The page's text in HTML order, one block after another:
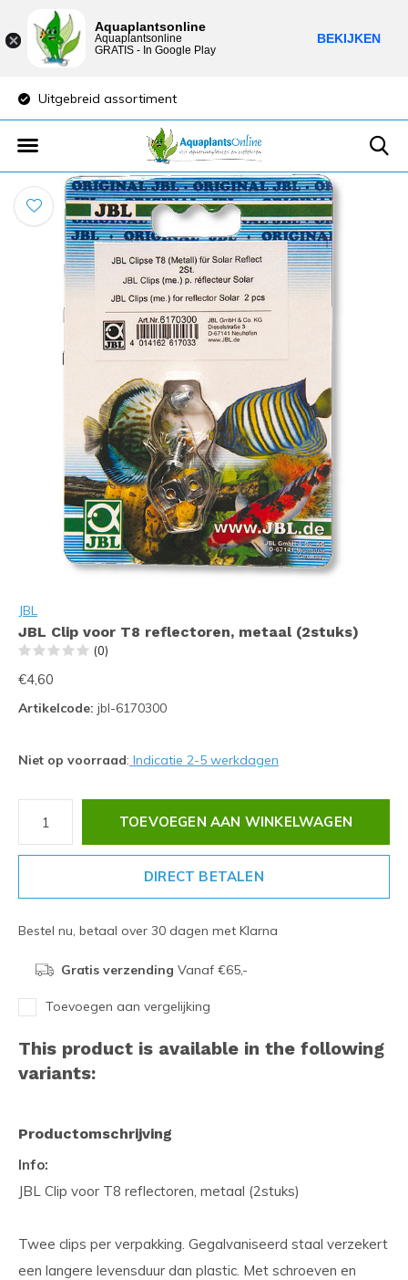
Uitgebreid assortiment
JBL
JBL Clip voor T8 reflectoren, metaal (2stuks)
(0)
€4,60
Artikelcode: jbl-6170300
Niet op voorraad: Indicatie 2-5 werkdagen
TOEVOEGEN AAN WINKELWAGEN
DIRECT BETALEN
Bestel nu, betaal over 30 dagen met Klarna
Gratis verzending Vanaf €65,-
Toevoegen aan vergelijking
This product is available in the following
variants:
Productomschrijving
Info:
JBL Clip voor T8 reflectoren, metaal (2stuks)
Twee clips per verpakking. Gegalvaniseerd staal verzekert
een langere levensduur dan plastic. Met schroeven en
Aquaplantsonline
Aquaplantsonline
GRATIS - In Google Play
BEKIJKEN